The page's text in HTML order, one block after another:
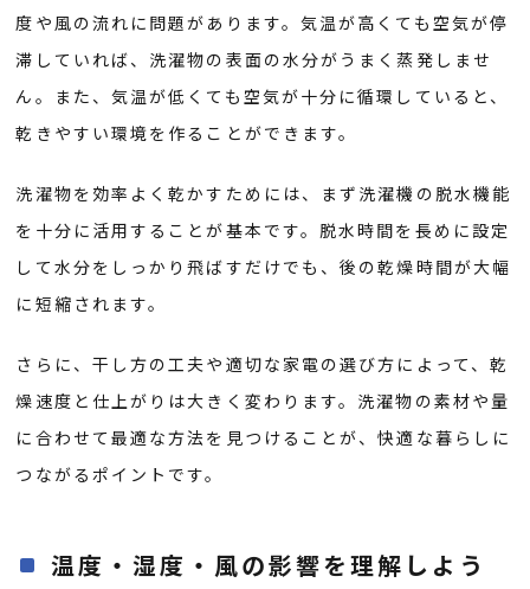
度や風の流れに問題があります。気温が高くても空気が停
滞していれば、洗濯物の表面の水分がうまく蒸発しませ
ん。また、気温が低くても空気が十分に循環していると、
乾きやすい環境を作ることができます。
洗濯物を効率よく乾かすためには、まず洗濯機の脱水機能
を十分に活用することが基本です。脱水時間を長めに設定
して水分をしっかり飛ばすだけでも、後の乾燥時間が大幅
に短縮されます。
さらに、干し方の工夫や適切な家電の選び方によって、乾
燥速度と仕上がりは大きく変わります。洗濯物の素材や量
に合わせて最適な方法を見つけることが、快適な暮らしに
つながるポイントです。
温度・湿度・風の影響を理解しよう